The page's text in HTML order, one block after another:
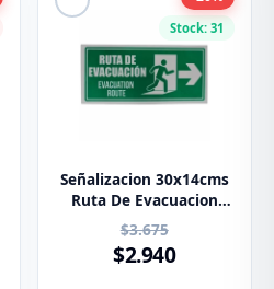
Stock: 31
Señalizacion 30x14cms
Ruta De Evacuacion
Flecha Derecha
$3.675
$2.940